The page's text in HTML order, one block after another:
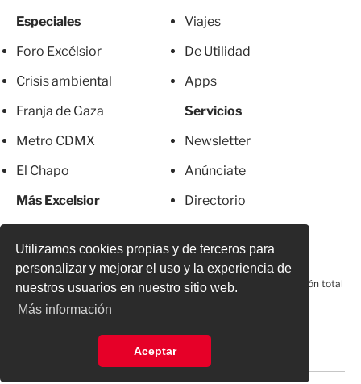
Utilizamos cookies propias y de terceros para
personalizar y mejorar el uso y la experiencia de
nuestros usuarios en nuestro sitio web.
Más información
Aceptar
Especiales
Foro Excélsior
Crisis ambiental
Franja de Gaza
Metro CDMX
El Chapo
Más Excelsior
Viajes
De Utilidad
Apps
Servicios
Newsletter
Anúnciate
Directorio
© 2026 Todos los derechos reservados. Prohibida la reproducción total
o parcial, incluyendo cualquier medio electrónico*